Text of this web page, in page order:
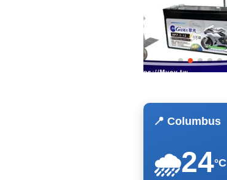
📍 Columbus
🌧️24°C